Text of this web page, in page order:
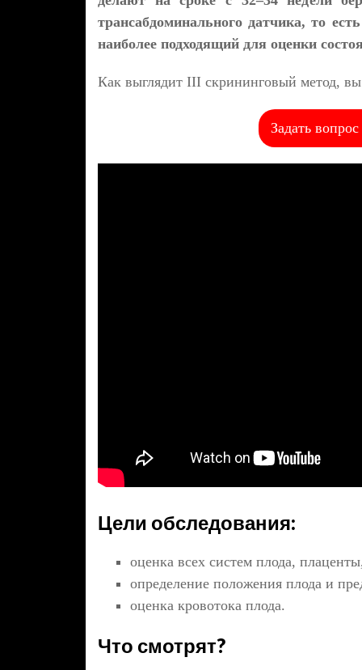
трансабдоминального датчика, то
наиболее подходящий для оценки
Как выглядит III скрининговый метод,
Задать
Цели обследования:
оценка всех систем плода,
определение положения плода и
оценка кровотока плода.
Что смотрят?